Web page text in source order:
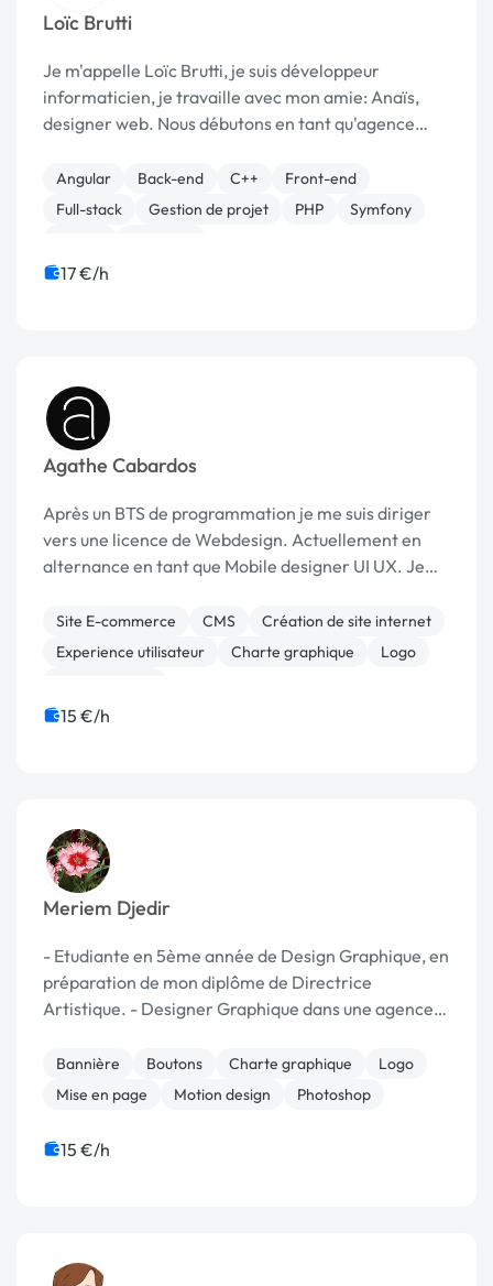
Loïc Brutti
Je m'appelle Loïc Brutti, je suis développeur
informaticien, je travaille avec mon amie: Anaïs,
designer web. Nous débutons en tant qu'agence
Site Web A Grenoble. Quelques réalisations de sites
in...
Angular Back-end C++
Front-end
Full-stack
Gestion de projet PHP
Symfony
17 €/h
Agathe Cabardos
Après un BTS de programmation je me suis diriger
vers une licence de Webdesign. Actuellement en
alternance en tant que Mobile designer UI UX. Je
classique (logos, flyers, carte de visite...) desi...
Site E-commerce CMS
Création de site internet
Experience utilisateur
Charte graphique
Logo
15 €/h
Meriem Djedir
- Etudiante en 5ème année de Design Graphique, en
préparation de mon diplôme de Directrice
Artistique. - Designer Graphique dans une agence
site web + affiches + flyers, etc.) -> Très bonne
maîtri...
Bannière Boutons Charte graphique
Logo
Mise en page
Motion design Photoshop
15 €/h